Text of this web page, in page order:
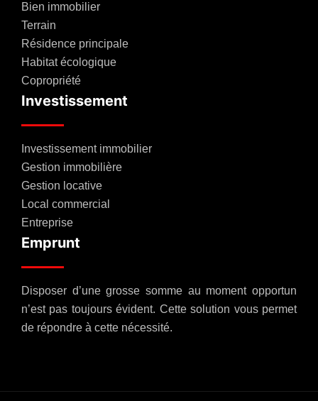
Bien immobilier
Terrain
Résidence principale
Habitat écologique
Copropriété
Investissement
Investissement immobilier
Gestion immobilière
Gestion locative
Local commercial
Entreprise
Emprunt
Disposer d’une grosse somme au moment opportun
n’est pas toujours évident. Cette solution vous permet
de répondre à cette nécessité.